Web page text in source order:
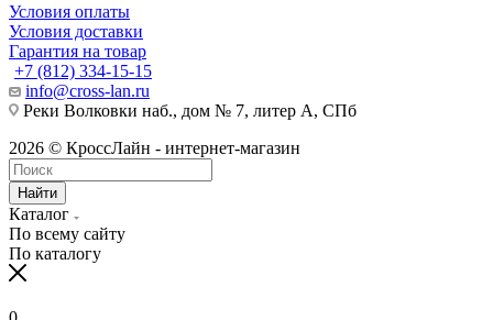
Условия оплаты
Условия доставки
Гарантия на товар
+7 (812) 334-15-15
info@cross-lan.ru
Реки Волковки наб., дом № 7, литер А, СПб
2026 © КроссЛайн - интернет-магазин
Найти
Каталог
По всему сайту
По каталогу